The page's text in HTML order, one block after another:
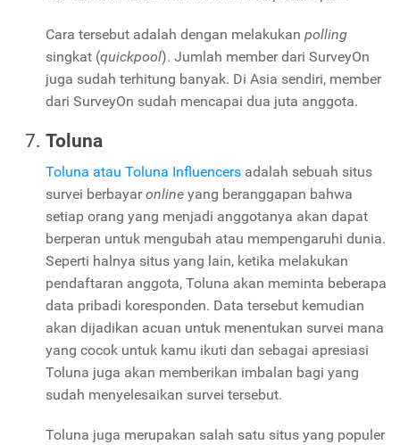
Cara tersebut adalah dengan melakukan polling
singkat (quickpool). Jumlah member dari SurveyOn
juga sudah terhitung banyak. Di Asia sendiri, member
dari SurveyOn sudah mencapai dua juta anggota.
Toluna
Toluna atau Toluna Influencers adalah sebuah situs
survei berbayaronline yang beranggapan bahwa
setiap orang yang menjadi anggotanya akan dapat
berperan untuk mengubah atau mempengaruhi dunia.
Seperti halnya situs yang lain, ketika melakukan
pendaftaran anggota, Toluna akan meminta beberapa
data pribadi koresponden. Data tersebut kemudian
akan dijadikan acuan untuk menentukan survei mana
yang cocok untuk kamu ikuti dan sebagai apresiasi
Toluna juga akan memberikan imbalan bagi yang
sudah menyelesaikan survei tersebut.
Toluna juga merupakan salah satu situs yang populer